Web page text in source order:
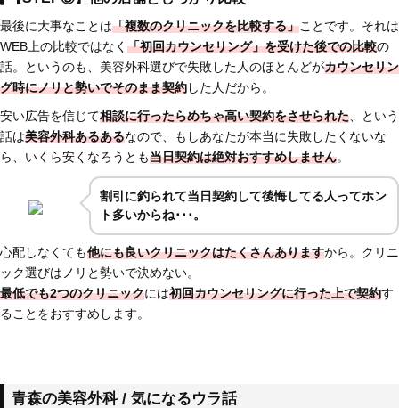
最後に大事なことは「複数のクリニックを比較する」ことです。それは
WEB上の比較ではなく 「初回カウンセリング」を受けた後での比較の
話。というのも、美容外科選びで失敗した人のほとんどがカウンセリン
グ時にノリと勢いでそのまま契約した人だから。
安い広告を信じて相談に行ったらめちゃ高い契約をさせられた、という
話は美容外科あるあるなので、もしあなたが本当に失敗したくないな
ら、いくら安くなろうとも当日契約は絶対おすすめしません。
割引に釣られて当日契約して後悔してる人ってホン
ト多いからね･･･。
心配しなくても他にも良いクリニックはたくさんありますから。クリニ
ック選びはノリと勢いで決めない。
最低でも2つのクリニックには初回カウンセリングに行った上で契約す
ることをおすすめします。
青森の美容外科 / 気になるウラ話